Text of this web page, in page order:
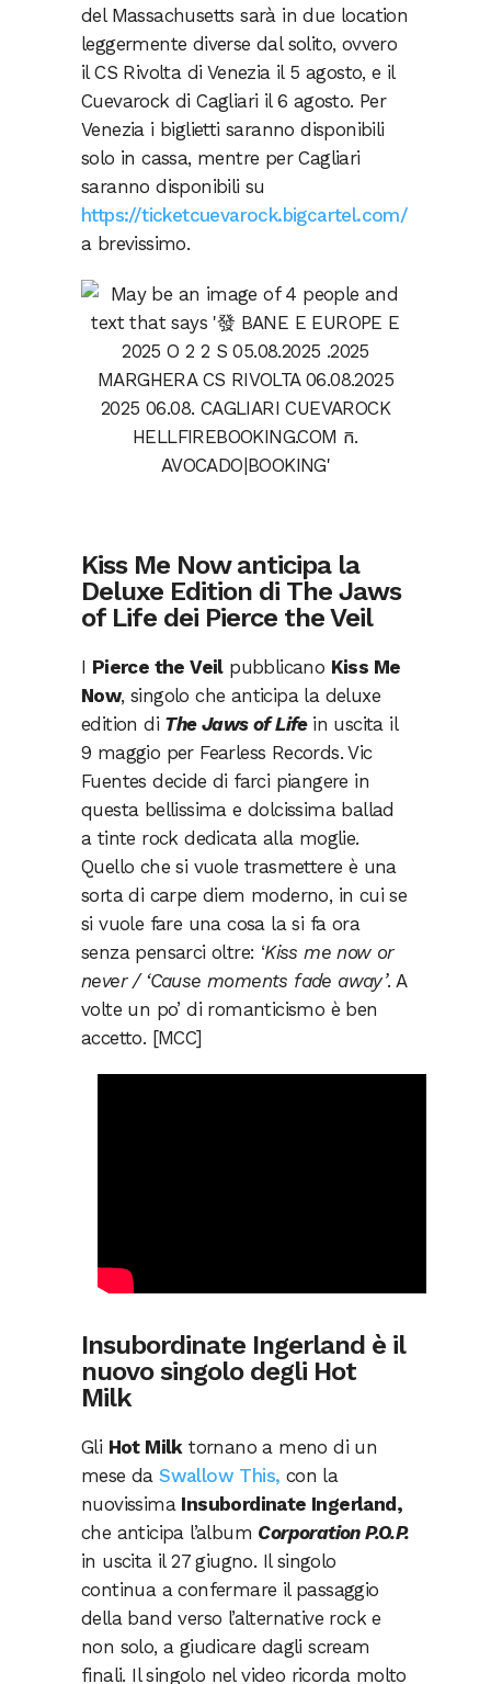
del Massachusetts sarà in due location
leggermente diverse dal solito, ovvero
il CS Rivolta di Venezia il 5 agosto, e il
Cuevarock di Cagliari il 6 agosto. Per
Venezia i biglietti saranno disponibili
solo in cassa, mentre per Cagliari
saranno disponibili su
https://ticketcuevarock.bigcartel.com/
a brevissimo.
Kiss Me Now anticipa la
Deluxe Edition di The Jaws
of Life dei Pierce the Veil
I Pierce the Veilpubblicano Kiss Me
Now, singolo che anticipa la deluxe
edition di The Jaws of Life in uscita il
9 maggio per Fearless Records. Vic
Fuentes decide di farci piangere in
questa bellissima e dolcissima ballad
a tinte rock dedicata alla moglie.
Quello che si vuole trasmettere è una
sorta di carpe diem moderno, in cui se
si vuole fare una cosa la si fa ora
senza pensarci oltre: ‘Kiss me now or
never / ‘Cause moments fade away’. A
volte un po’ di romanticismo è ben
accetto. [MCC]
Insubordinate Ingerland è il
nuovo singolo degli Hot
Milk
Gli Hot Milk tornano a meno di un
mese daSwallow This, con la
nuovissima Insubordinate Ingerland,
che anticipa l’album Corporation P.O.P.
in uscita il 27 giugno. Il singolo
continua a confermare il passaggio
della band verso l’alternative rock e
non solo, a giudicare dagli scream
finali. Il singolo nel video ricorda molto